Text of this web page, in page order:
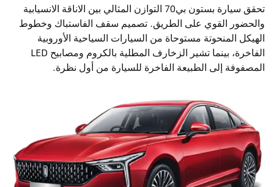
تحقق سيارة بستون بي70 التوازن المثالي بين الاناقة الانسيابية
والحضور القوي على الطريق. تصميم سقف الفاستباك وخطوط
الهيكل المنحوتة مستوحاة من السيارات السياحية الأوروبية
الفاخرة، بينما تشير الزخارف المطلية بالكروم ومصابيح LED
المصفوفة إلى الطبيعة الفاخرة للسيارة من أول نظرة.